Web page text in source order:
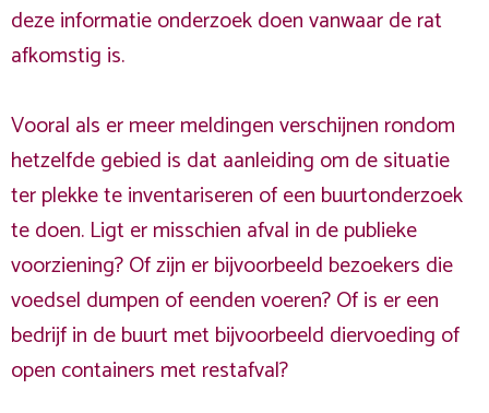
deze informatie onderzoek doen vanwaar de rat
afkomstig is.
Vooral als er meer meldingen verschijnen rondom
hetzelfde gebied is dat aanleiding om de situatie
ter plekke te inventariseren of een buurtonderzoek
te doen. Ligt er misschien afval in de publieke
voorziening? Of zijn er bijvoorbeeld bezoekers die
voedsel dumpen of eenden voeren? Of is er een
bedrijf in de buurt met bijvoorbeeld diervoeding of
open containers met restafval?